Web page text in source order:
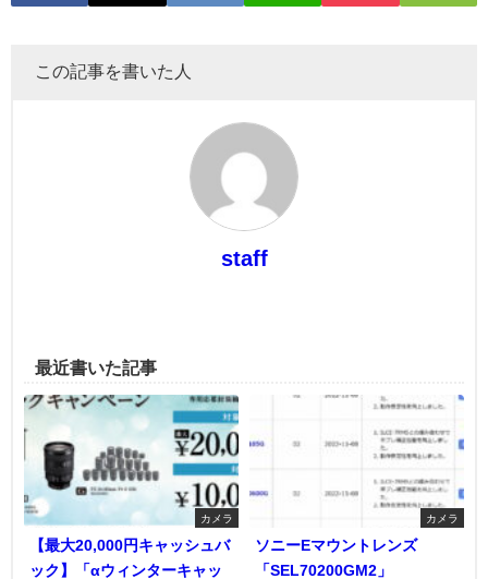
この記事を書いた人
staff
最近書いた記事
カメラ
【最大20,000円キャッシュバ
ック】「αウィンターキャッ
カメラ
ソニーEマウントレンズ
「SEL70200GM2」